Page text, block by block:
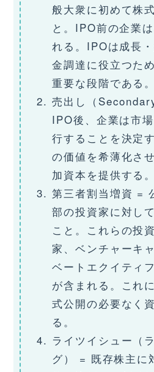
般大衆に初めて株
と。IPO前の企業
れる。IPOは成長
金調達に役立つた
重要な段階である。
売出し（
IPO後、企業は市
行することを決定
の価値を希薄化さ
加資本を提供する。
第三者割当増資 =
部の投資家に対し
こと。これらの投
家、ベンチャーキ
ベートエクイティ
が含まれる。これ
式公開の必要なく
る。
ライツイシュー（
グ） = 既存株主に